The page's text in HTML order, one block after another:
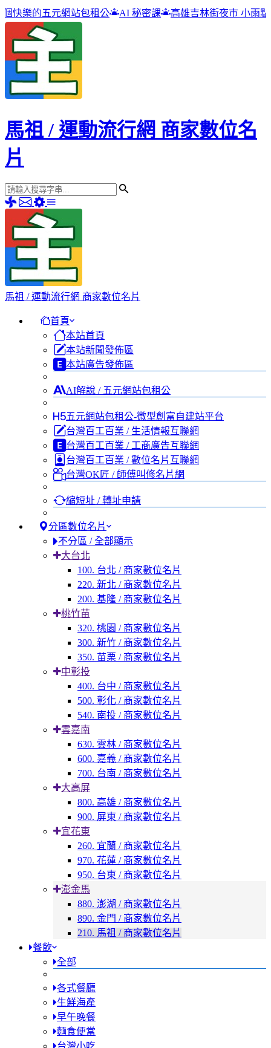
租公 AI 秘密課 高雄吉林街夜市 小雨點冰品店 包租公,
馬祖 / 運動流行網 商家數位名
片
馬祖 / 運動流行網 商家數位名片
首頁
本站首頁
本站新聞發佈區
本站廣告發佈區
AI解說 / 五元網站包租公
五元網站包租公-微型創富自建站平台
台灣百工百業 / 生活情報互聯網
台灣百工百業 / 工商廣告互聯網
台灣百工百業 / 數位名片互聯網
台灣OK匠 / 師傅叫修名片網
縮短址 / 轉址申請
分區數位名片
不分區 / 全部顯示
大台北
100. 台北 / 商家數位名片
220. 新北 / 商家數位名片
200. 基隆 / 商家數位名片
桃竹苗
320. 桃園 / 商家數位名片
300. 新竹 / 商家數位名片
350. 苗栗 / 商家數位名片
中彰投
400. 台中 / 商家數位名片
500. 彰化 / 商家數位名片
540. 南投 / 商家數位名片
雲嘉南
630. 雲林 / 商家數位名片
600. 嘉義 / 商家數位名片
700. 台南 / 商家數位名片
大高屏
800. 高雄 / 商家數位名片
900. 屏東 / 商家數位名片
宜花東
260. 宜蘭 / 商家數位名片
970. 花蓮 / 商家數位名片
950. 台東 / 商家數位名片
澎金馬
880. 澎湖 / 商家數位名片
890. 金門 / 商家數位名片
210. 馬祖 / 商家數位名片
餐飲
全部
各式餐廳
生鮮海產
早午晚餐
麵食便當